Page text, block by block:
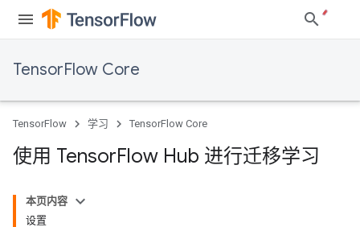
TensorFlow Core
TensorFlow 学习 TensorFlow Core
使用 TensorFlow Hub 进行迁移学习
本页内容
设置